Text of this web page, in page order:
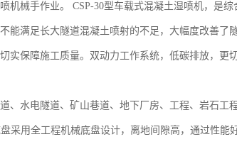
械手作业。 CSP-30型车载式混凝土湿喷机，是综
能满足长大隧道混凝土喷射的不足，大幅度改善了
实保障施工质量。双动力工作系统，低碳排放，更
、水电隧道、矿山巷道、地下厂房、工程、岩石工
采用全工程机械底盘设计，离地间隙高，通过性能